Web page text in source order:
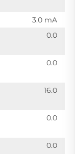
3.0 mA
0.0
0.0
16.0
0.0
0.0